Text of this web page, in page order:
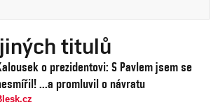
titulů
o prezidentovi: S Pavlem jsem se
...a promluvil o návratu